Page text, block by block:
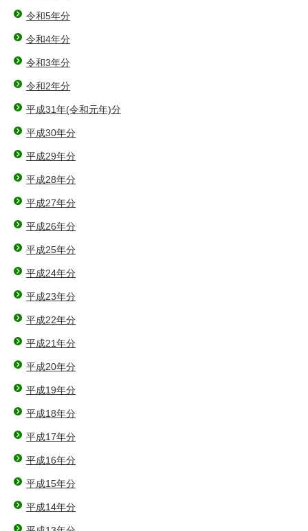
令和5年分
令和4年分
令和3年分
令和2年分
平成31年(令和元年)分
平成30年分
平成29年分
平成28年分
平成27年分
平成26年分
平成25年分
平成24年分
平成23年分
平成22年分
平成21年分
平成20年分
平成19年分
平成18年分
平成17年分
平成16年分
平成15年分
平成14年分